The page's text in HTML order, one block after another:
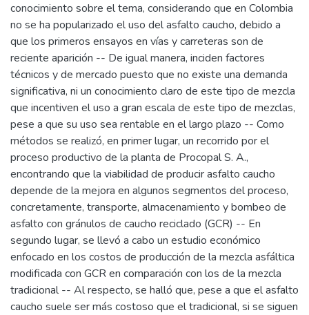
conocimiento sobre el tema, considerando que en Colombia
no se ha popularizado el uso del asfalto caucho, debido a
que los primeros ensayos en vías y carreteras son de
reciente aparición -- De igual manera, inciden factores
técnicos y de mercado puesto que no existe una demanda
significativa, ni un conocimiento claro de este tipo de mezcla
que incentiven el uso a gran escala de este tipo de mezclas,
pese a que su uso sea rentable en el largo plazo -- Como
métodos se realizó, en primer lugar, un recorrido por el
proceso productivo de la planta de Procopal S. A.,
encontrando que la viabilidad de producir asfalto caucho
depende de la mejora en algunos segmentos del proceso,
concretamente, transporte, almacenamiento y bombeo de
asfalto con gránulos de caucho reciclado (GCR) -- En
segundo lugar, se llevó a cabo un estudio económico
enfocado en los costos de producción de la mezcla asfáltica
modificada con GCR en comparación con los de la mezcla
tradicional -- Al respecto, se halló que, pese a que el asfalto
caucho suele ser más costoso que el tradicional, si se siguen